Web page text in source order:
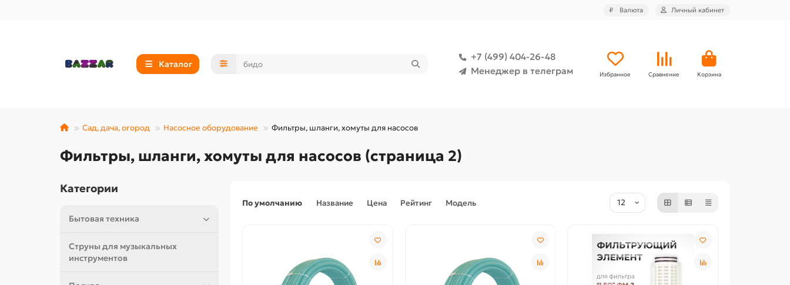
₽ Валюта Личный кабинет
Каталог
+7 (499) 404-26-48
Менеджер в телеграм
Избранное Сравнение Корзина
Сад, дача, огород Насосное оборудование Фильтры, шланги, хомуты для насосов
Фильтры, шланги, хомуты для насосов (страница 2)
Категории
Бытовая техника
Струны для музыкальных
инструментов
По умолчанию Название Цена Рейтинг Модель